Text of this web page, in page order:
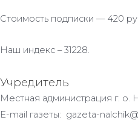
Стоимость подписки — 420
Наш индекс – 31228.
Учредитель
Местная администрация г. о.
E-mail газеты: gazeta-